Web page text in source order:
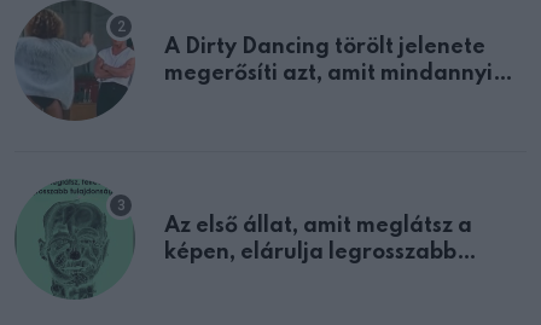
A Dirty Dancing törölt jelenete
megerősíti azt, amit mindannyian
Az első állat, amit meglátsz a
képen, elárulja legrosszabb